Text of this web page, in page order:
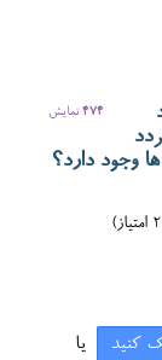
474 نمایش
وجود دارد؟
امتیاز)
کنید یا